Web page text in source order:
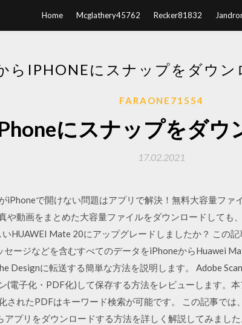
Home Mcglathery45762 Recker81832
らIPHONEにスナップをダウン
FARAONE71554
にスナップをダウ
17.02.2021
iPhoneで開けない問題はアプリで解決！無料大容量ファ
や動画をまとめた大容量ファイルをダウンロードしても
HUAWEI Mate 20にアップグレードしましたか？ この
セージなどを含むすべてのデータをiPhoneからHuawei
Designに転送する簡単な方法を説明します。 Adobe
(電子化・PDF化)して保存する方法をレビューします。
されたPDFはキーワード検索が可能です。 この記事で
アプリをダウンロードする方法を詳しく解説してみまし